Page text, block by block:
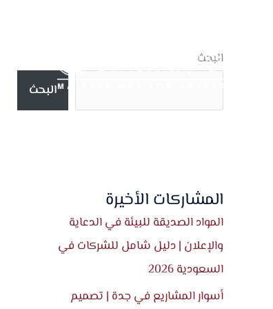
البحث
البحث
المشاركات الأخيرة
المواد الصديقة للبيئة في الدعاية
والإعلان | دليل شامل للشركات في
السعودية 2026
أسوار المشاريع في جدة | تصميم